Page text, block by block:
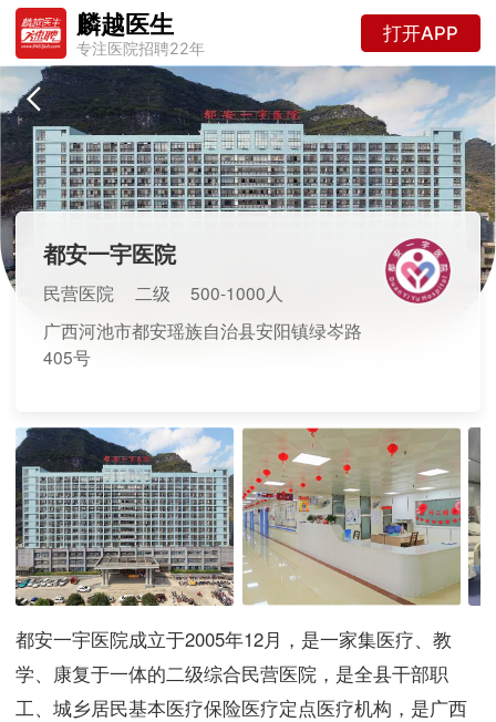
麟越医生
专注医院招聘22年
打开APP
都安一宇医院
民营医院 二级
500-1000人
广西河池市都安瑶族自治县安阳镇绿岑路
405号
都安一宇医院成立于2005年12月，是一家集医疗、教
学、康复于一体的二级综合民营医院，是全县干部职
工、城乡居民基本医疗保险医疗定点医疗机构，是广西